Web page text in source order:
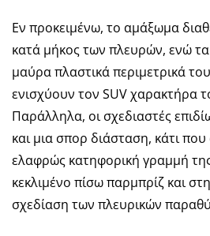
Εν προκειμένω, το αμάξωμα
κατά μήκος των πλευρών, ενώ
μαύρα πλαστικά περιμετρικά
ενισχύουν τον SUV χαρακτήρα
Παράλληλα, οι σχεδιαστές
και μια σπορ διάσταση, κάτι
ελαφρώς κατηφορική γραμμή
κεκλιμένο πίσω παρμπρίζ και
σχεδίαση των πλευρικών